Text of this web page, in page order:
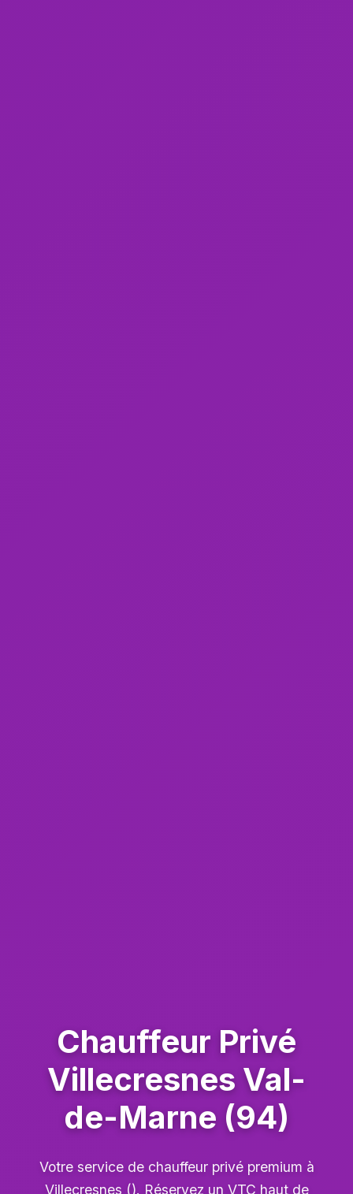
Chauffeur Privé
Villecresnes Val-
de-Marne (94)
Votre service de chauffeur privé premium à
Villecresnes (). Réservez un VTC haut de